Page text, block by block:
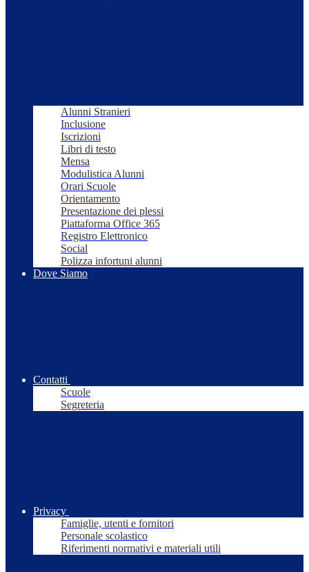
Alunni Stranieri
Inclusione
Iscrizioni
Libri di testo
Mensa
Modulistica Alunni
Orari Scuole
Orientamento
Presentazione dei plessi
Piattaforma Office 365
Registro Elettronico
Social
Polizza infortuni alunni
Dove Siamo
Contatti
Scuole
Segreteria
Privacy
Famiglie, utenti e fornitori
Personale scolastico
Riferimenti normativi e materiali utili